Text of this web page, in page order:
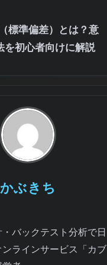
標準偏差）とは？意
を初心者向けに解説
かぶきち
バックテスト分析で日
ラインサービス「カブ